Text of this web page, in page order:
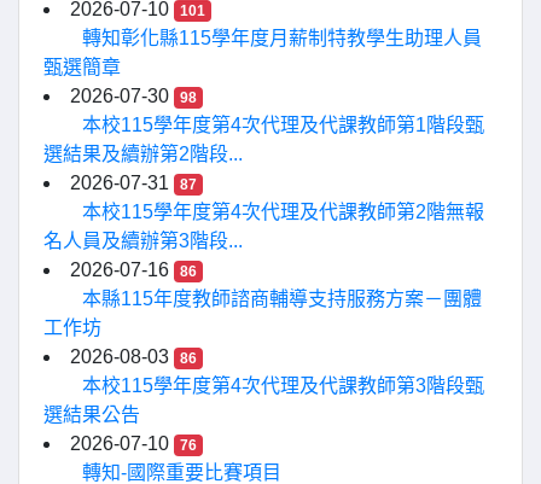
2026-07-10
101
轉知彰化縣115學年度月薪制特教學生助理人員
甄選簡章
2026-07-30
98
本校115學年度第4次代理及代課教師第1階段甄
選結果及續辦第2階段...
2026-07-31
87
本校115學年度第4次代理及代課教師第2階無報
名人員及續辦第3階段...
2026-07-16
86
本縣115年度教師諮商輔導支持服務方案－團體
工作坊
2026-08-03
86
本校115學年度第4次代理及代課教師第3階段甄
選結果公告
2026-07-10
76
轉知-國際重要比賽項目